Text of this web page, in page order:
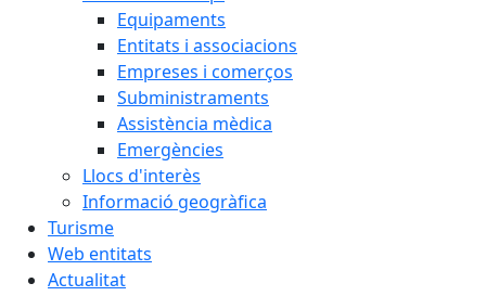
Equipaments
Entitats i associacions
Empreses i comerços
Subministraments
Assistència mèdica
Emergències
Llocs d'interès
Informació geogràfica
Turisme
Web entitats
Actualitat